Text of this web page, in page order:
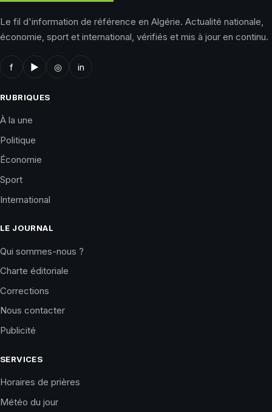
Le fil d'information de référence en Algérie. Actualité nationale,
économie, sport et international, vérifiés et mis à jour en continu.
f ▶ ◎ in
RUBRIQUES
À la une
Politique
Économie
Sport
International
LE JOURNAL
Qui sommes-nous ?
Charte éditoriale
Corrections
Nous contacter
Publicité
SERVICES
Horaires de prières
Météo du jour